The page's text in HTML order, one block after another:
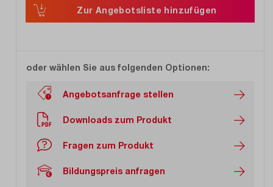
Zur Angebotsliste hinzufügen
oder wählen Sie aus folgenden Optionen:
Angebotsanfrage stellen
Downloads zum Produkt
Fragen zum Produkt
Bildungspreis anfragen